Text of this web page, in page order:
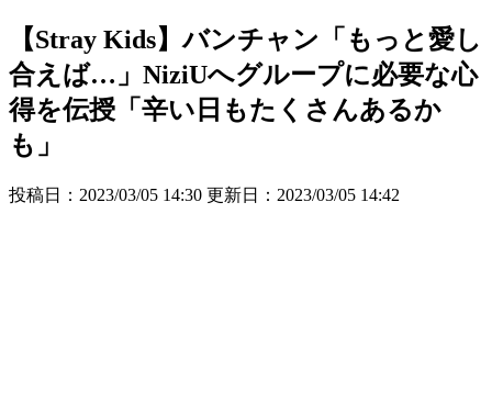
【Stray Kids】バンチャン「もっと愛し
合えば…」NiziUへグループに必要な心
得を伝授「辛い日もたくさんあるか
も」
投稿日：2023/03/05 14:30 更新日： 2023/03/05 14:42